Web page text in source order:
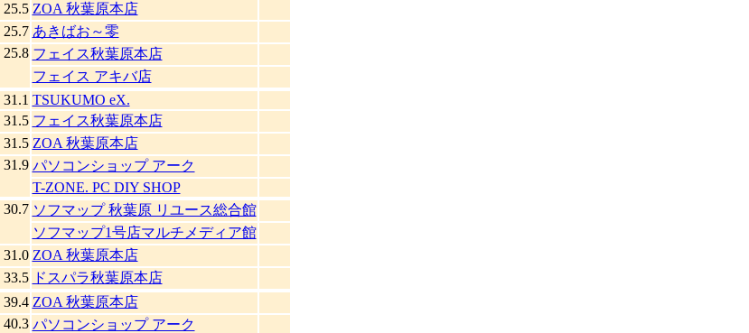
25.5 ZOA 秋葉原本店
25.7 あきばお～零
25.8 フェイス秋葉原本店
フェイス アキバ店
31.1 TSUKUMO eX.
31.5 フェイス秋葉原本店
31.5 ZOA 秋葉原本店
31.9 パソコンショップ アーク
T-ZONE. PC DIY SHOP
30.7 ソフマップ 秋葉原 リユース総合館
ソフマップ1号店マルチメディア館
31.0 ZOA 秋葉原本店
33.5 ドスパラ秋葉原本店
39.4 ZOA 秋葉原本店
40.3 パソコンショップ アーク